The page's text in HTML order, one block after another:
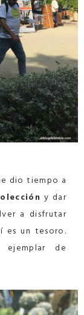
dio tiempo a
y dar
a disfrutar
es un tesoro.
de